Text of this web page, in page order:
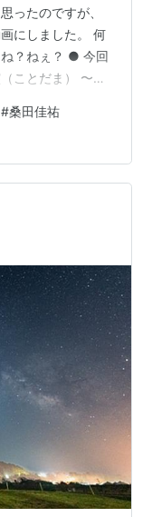
ったのですが、
にしました。 何
？ねぇ？ ● 今回
ことだま） 〜
されたアルバム
レビ系土曜グラ
調べるとこのド
した。（知らな
てはラジオまた
#桑田佳祐